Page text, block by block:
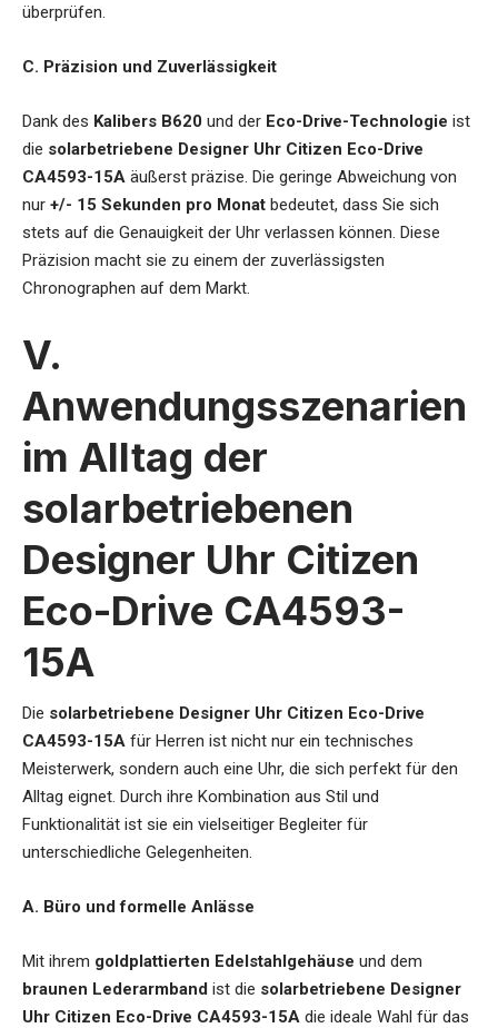
überprüfen.
C. Präzision und Zuverlässigkeit
Dank des Kalibers B620 und der Eco-Drive-Technologie ist
die solarbetriebene Designer Uhr Citizen Eco-Drive
CA4593-15A äußerst präzise. Die geringe Abweichung von
nur +/- 15 Sekunden pro Monat bedeutet, dass Sie sich
stets auf die Genauigkeit der Uhr verlassen können. Diese
Präzision macht sie zu einem der zuverlässigsten
Chronographen auf dem Markt.
V.
Anwendungsszenarien
im Alltag der
solarbetriebenen
Designer Uhr Citizen
Eco-Drive CA4593-
15A
Die solarbetriebene Designer Uhr Citizen Eco-Drive
CA4593-15A für Herren ist nicht nur ein technisches
Meisterwerk, sondern auch eine Uhr, die sich perfekt für den
Alltag eignet. Durch ihre Kombination aus Stil und
Funktionalität ist sie ein vielseitiger Begleiter für
unterschiedliche Gelegenheiten.
A. Büro und formelle Anlässe
Mit ihrem goldplattierten Edelstahlgehäuse und dem
braunen Lederarmband ist die solarbetriebene Designer
Uhr Citizen Eco-Drive CA4593-15A die ideale Wahl für das